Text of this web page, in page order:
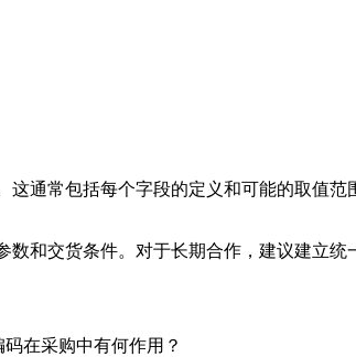
通常包括每个字段的定义和可能的取值范
和交货条件。对于长期合作，建议建立统
码在采购中有何作用？